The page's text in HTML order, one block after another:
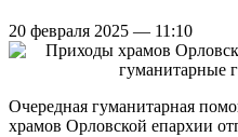
20 февраля 2025 — 11:10
Очередная гуманитарная
храмов Орловской епархии